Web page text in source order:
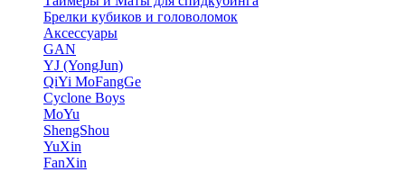
Брелки кубиков и головоломок
Аксессуары
GAN
YJ (YongJun)
QiYi MoFangGe
Cyclone Boys
MoYu
ShengShou
YuXin
FanXin